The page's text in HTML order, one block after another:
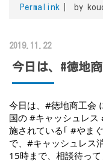
Permalink by
2019.11.22
今日は、#徳地
今日は、 #徳地商工会
国の #キャッシュレス
施されている｢ #やま
で、 #キャッシュレス
15時まで、相談待っ